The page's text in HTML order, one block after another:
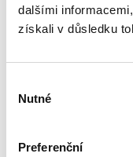
dalšími
získali v důsledku
souhlasu
Nutné
Preferenční